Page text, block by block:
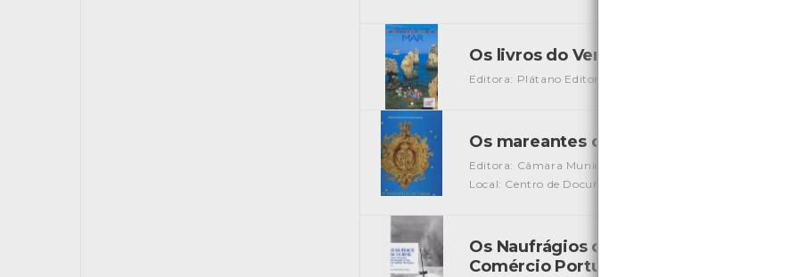
Os livros do Verão no Mar
Editora: Plátano Editora
Os mareantes de Viana e a construção
Editora: Câmara Municipal de Viana do Castelo
Local: Centro de Documentação do Mar
Os Naufrágios da II Guerra - salvos por
Comércio Portuguesas - Tomo I